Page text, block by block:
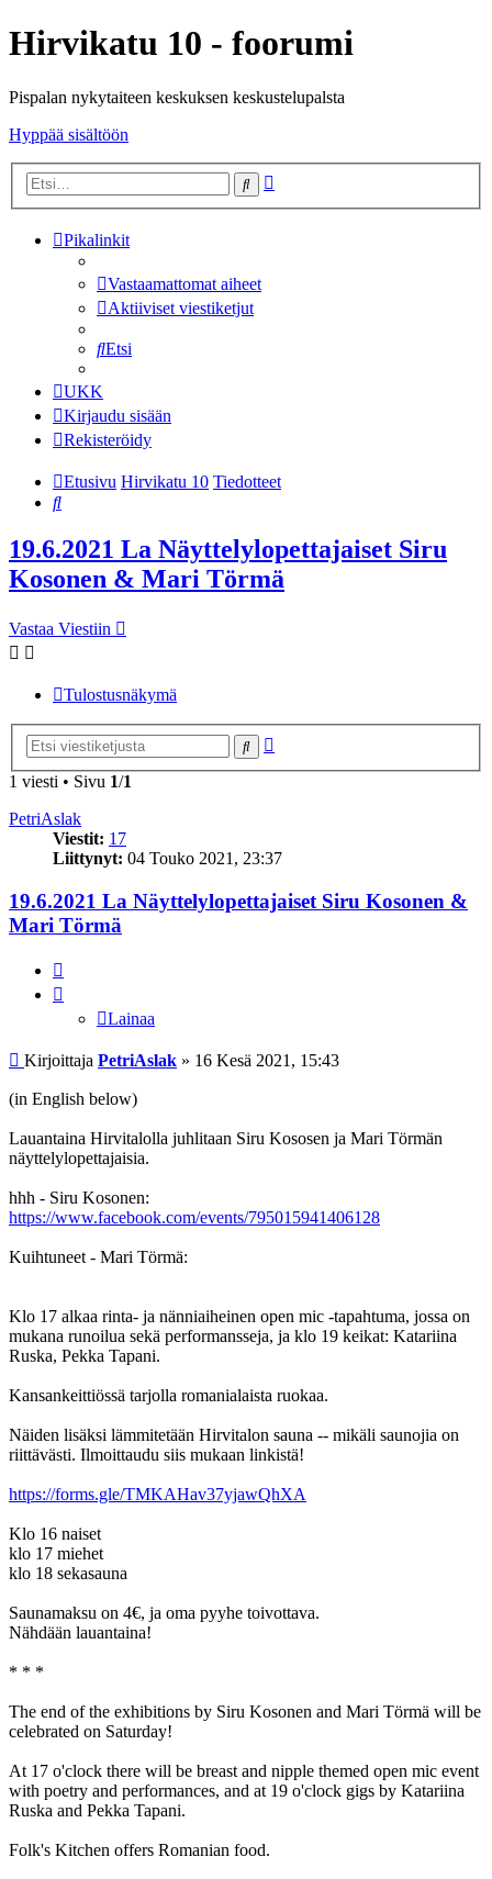
Hirvikatu 10 - foorumi
Pispalan nykytaiteen keskuksen keskustelupalsta
Hyppää sisältöön
Etsi
Pikalinkit
Vastaamattomat aiheet
Aktiiviset viestiketjut
Etsi
UKK
Kirjaudu sisään
Rekisteröidy
Etusivu Hirvikatu 10 Tiedotteet
Etsi
19.6.2021 La Näyttelylopettajaiset Siru
Kosonen & Mari Törmä
Vastaa Viestiin
Tulostusnäkymä
Etsi
1 viesti • Sivu 1/1
PetriAslak
Viestit: 17
Liittynyt: 04 Touko 2021, 23:37
19.6.2021 La Näyttelylopettajaiset Siru Kosonen &
Mari Törmä
Lainaa
Viesti
Kirjoittaja PetriAslak » 16 Kesä 2021, 15:43
(in English below)
Lauantaina Hirvitalolla juhlitaan Siru Kososen ja Mari Törmän
näyttelylopettajaisia.
hhh - Siru Kosonen:
https://www.facebook.com/events/795015941406128
Kuihtuneet - Mari Törmä:
Klo 17 alkaa rinta- ja nänniaiheinen open mic -tapahtuma, jossa on
mukana runoilua sekä performansseja, ja klo 19 keikat: Katariina
Ruska, Pekka Tapani.
Kansankeittiössä tarjolla romanialaista ruokaa.
Näiden lisäksi lämmitetään Hirvitalon sauna -- mikäli saunojia on
riittävästi. Ilmoittaudu siis mukaan linkistä!
https://forms.gle/TMKAHav37yjawQhXA
Klo 16 naiset
klo 17 miehet
klo 18 sekasauna
Saunamaksu on 4€, ja oma pyyhe toivottava.
Nähdään lauantaina!
* * *
The end of the exhibitions by Siru Kosonen and Mari Törmä will be
celebrated on Saturday!
At 17 o'clock there will be breast and nipple themed open mic event
with poetry and performances, and at 19 o'clock gigs by Katariina
Ruska and Pekka Tapani.
Folk's Kitchen offers Romanian food.